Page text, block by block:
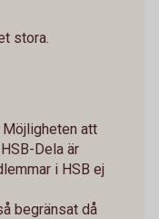
stora.
att
Dela är
i HSB ej
begränsat då